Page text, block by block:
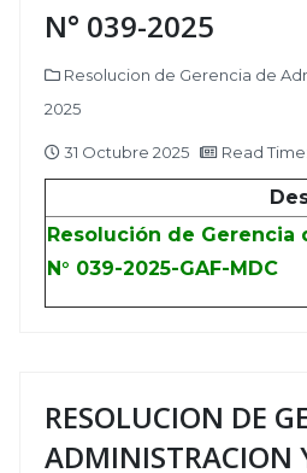
N° 039-2025
Resolucion de Gerencia de
2025
31 Octubre 2025 Read
Resolución de Gerencia
N° 039-2025-GAF-MDC
RESOLUCION DE
ADMINISTRACION